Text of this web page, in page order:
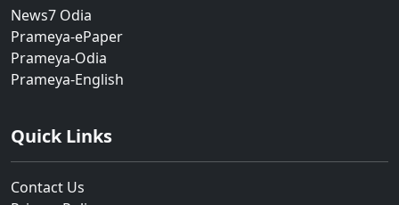
News7 Odia
Prameya-ePaper
Prameya-Odia
Prameya-English
Quick Links
Contact Us